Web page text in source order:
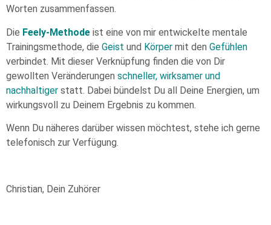
Worten zusammenfassen.
Die Feely-Methode ist eine von mir entwickelte mentale
Trainingsmethode, die Geist und Körper mit den Gefühlen
verbindet. Mit dieser Verknüpfung finden die von Dir
gewollten Veränderungen schneller, wirksamer und
nachhaltiger statt. Dabei bündelst Du all Deine Energien, um
wirkungsvoll zu Deinem Ergebnis zu kommen.
Wenn Du näheres darüber wissen möchtest, stehe ich gerne
telefonisch zur Verfügung.
Christian, Dein Zuhörer